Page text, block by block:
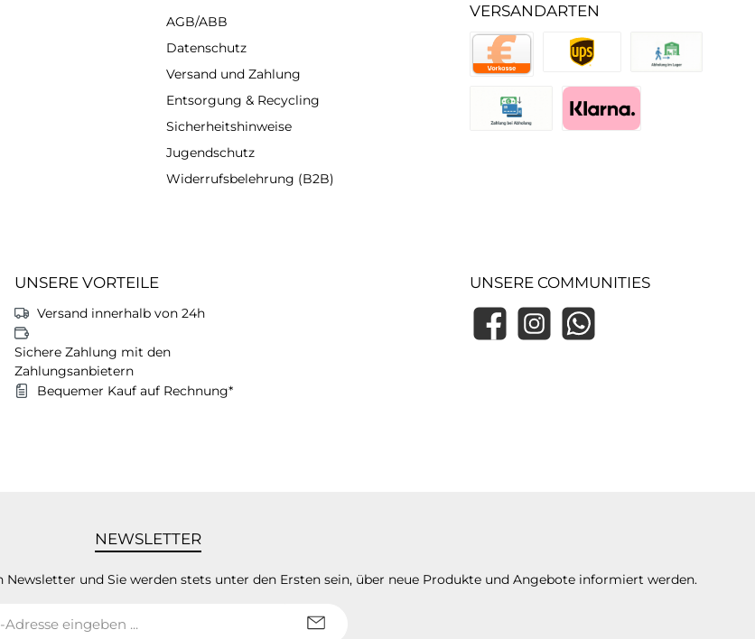
AGB/ABB
Datenschutz
Versand und Zahlung
Entsorgung & Recycling
Sicherheitshinweise
Jugendschutz
Widerrufsbelehrung (B2B)
VERSANDARTEN
UNSERE VORTEILE
Versand innerhalb von 24h
Sichere Zahlung mit den
Zahlungsanbietern
Bequemer Kauf auf Rechnung*
UNSERE COMMUNITIES
FacebookInstagramWhatsApp
NEWSLETTER
und Sie werden stets unter den Ersten sein, über neue Produkte und Angebote informiert werden.